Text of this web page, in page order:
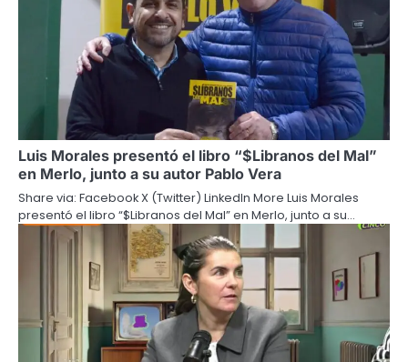
Luis Morales presentó el libro “$Libranos del Mal”
en Merlo, junto a su autor Pablo Vera
Share via: Facebook X (Twitter) LinkedIn More Luis Morales
presentó el libro “$Libranos del Mal” en Merlo, junto a su…